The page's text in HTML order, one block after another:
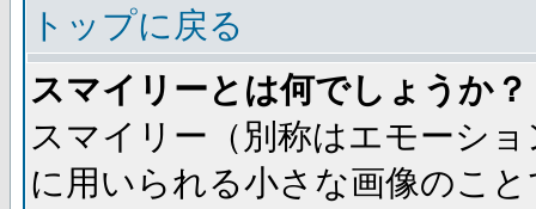
トップに戻る
スマイリーとは何でしょうか？
スマイリー（別称はエモーシ
に用いられる小さな画像のこ